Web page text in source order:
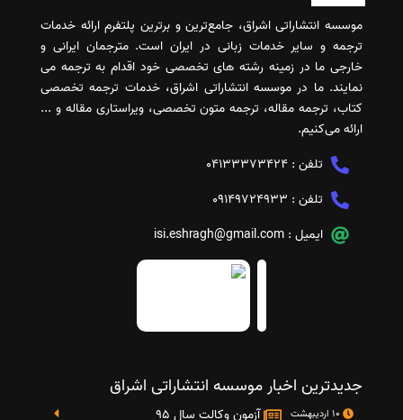
موسسه انتشاراتی اشراق، جامع‌ترین و برترین پلتفرم ارائه خدمات
ترجمه و سایر خدمات زبانی در ایران است. مترجمان ایرانی و
خارجی ما در زمینه رشته های تخصصی خود اقدام به ترجمه می
نمایند. ما در موسسه انتشاراتی اشراق، خدمات ترجمه تخصصی
کتاب، ترجمه مقاله، ترجمه متون تخصصی، ویراستاری مقاله و ...
ارائه می‌کنیم.
تلفن : 04133373424
تلفن : 09149724933
ایمیل : isi.eshragh@gmail.com
جدیدترین اخبار موسسه انتشاراتی اشراق
آزمون وکالت سال 95